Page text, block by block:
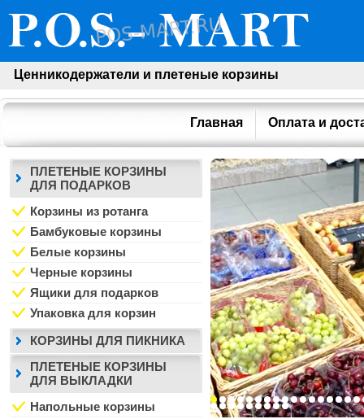
Ценникодержатели и плетеные корзины
Главная Оплата и
ПЛЕТЕНЫЕ КОРЗИНЫ
ДЛЯ ПОДАРКОВ
Корзины из ротанга
Бамбуковые корзины
Белые корзины
Черные корзины
Ящики для подарков
Упаковка для корзин
КОРЗИНЫ ДЛЯ ПИКНИКА
ПЛЕТЕНЫЕ КОРЗИНЫ
ДЛЯ ВЫКЛАДКИ
Напольные корзины